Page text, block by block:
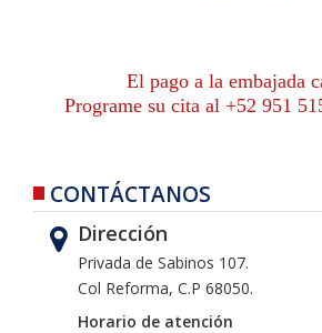
El pago a la embajada
Programe su cita al +52 951
CONTÁCTANOS
Dirección
Privada de Sabinos 107.
Col Reforma, C.P 68050.
Horario de atención